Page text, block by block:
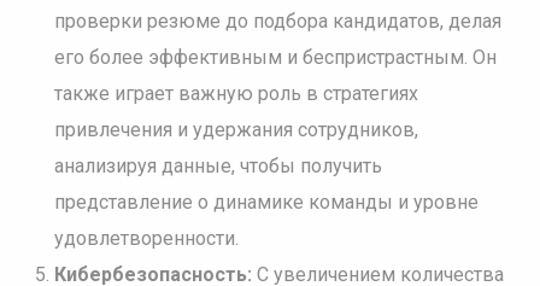
проверки резюме до подбора кандидатов, делая
его более эффективным и беспристрастным. Он
также играет важную роль в стратегиях
привлечения и удержания сотрудников,
анализируя данные, чтобы получить
представление о динамике команды и уровне
удовлетворенности.
Кибербезопасность: С увеличением количества